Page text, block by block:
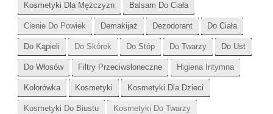
Kosmetyki Dla Mężczyzn Balsam Do Ciała
Cienie Do Powiek Demakijaż Dezodorant Do Ciała
Do Kąpieli Do Skórek Do Stóp Do Twarzy Do Ust
Do Włosów Filtry Przeciwsłoneczne Higiena Intymna
Kolorówka Kosmetyki Kosmetyki Dla Dzieci
Kosmetyki Do Biustu Kosmetyki Do Twarzy